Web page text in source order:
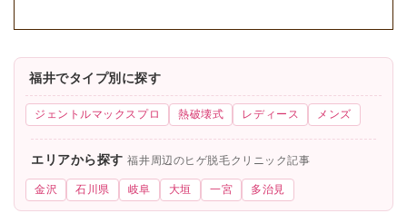
福井でタイプ別に探す
ジェントルマックスプロ 熱破壊式 レディース メンズ
エリアから探す福井周辺のヒゲ脱毛クリニック記事
金沢 石川県 岐阜 大垣 一宮 多治見